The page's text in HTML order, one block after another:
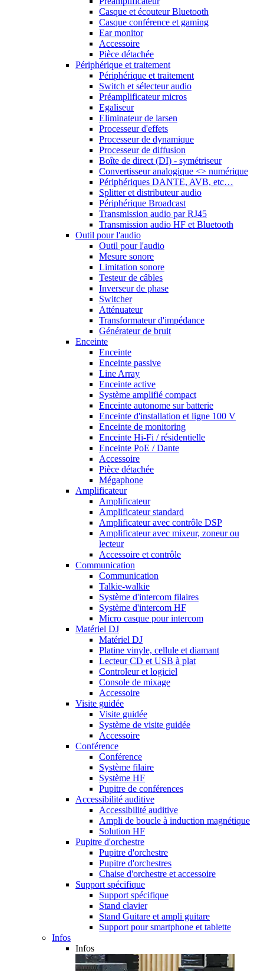
Casque et écouteur Bluetooth
Casque conférence et gaming
Ear monitor
Accessoire
Pièce détachée
Périphérique et traitement
Périphérique et traitement
Switch et sélecteur audio
Préamplificateur micros
Egaliseur
Eliminateur de larsen
Processeur d'effets
Processeur de dynamique
Processeur de diffusion
Boîte de direct (DI) - symétriseur
Convertisseur analogique <> numérique
Périphériques DANTE, AVB, etc…
Splitter et distributeur audio
Périphérique Broadcast
Transmission audio par RJ45
Transmission audio HF et Bluetooth
Outil pour l'audio
Outil pour l'audio
Mesure sonore
Limitation sonore
Testeur de câbles
Inverseur de phase
Switcher
Atténuateur
Transformateur d'impédance
Générateur de bruit
Enceinte
Enceinte
Enceinte passive
Line Array
Enceinte active
Système amplifié compact
Enceinte autonome sur batterie
Enceinte d'installation et ligne 100 V
Enceinte de monitoring
Enceinte Hi-Fi / résidentielle
Enceinte PoE / Dante
Accessoire
Pièce détachée
Mégaphone
Amplificateur
Amplificateur
Amplificateur standard
Amplificateur avec contrôle DSP
Amplificateur avec mixeur, zoneur ou
lecteur
Accessoire et contrôle
Communication
Communication
Talkie-walkie
Système d'intercom filaires
Système d'intercom HF
Micro casque pour intercom
Matériel DJ
Matériel DJ
Platine vinyle, cellule et diamant
Lecteur CD et USB à plat
Controleur et logiciel
Console de mixage
Accessoire
Visite guidée
Visite guidée
Système de visite guidée
Accessoire
Conférence
Conférence
Système filaire
Système HF
Pupitre de conférences
Accessibilité auditive
Accessibilité auditive
Ampli de boucle à induction magnétique
Solution HF
Pupitre d'orchestre
Pupitre d'orchestre
Pupitre d'orchestres
Chaise d'orchestre et accessoire
Support spécifique
Support spécifique
Stand clavier
Stand Guitare et ampli guitare
Support pour smartphone et tablette
Infos
Infos